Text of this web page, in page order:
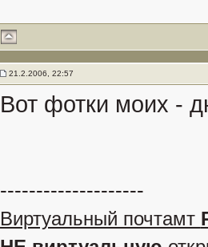
21.2.2006, 22:57
Вот фотки моих -
--------------------
Виртуальный почтамт